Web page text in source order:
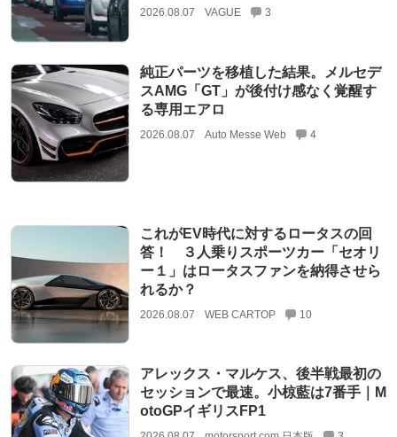
2026.08.07 VAGUE 3
純正パーツを移植した結果。メルセデ
スAMG「GT」が後付け感なく覚醒す
る専用エアロ
2026.08.07 Auto Messe Web 4
これがEV時代に対するロータスの回
答！ ３人乗りスポーツカー「セオリ
ー１」はロータスファンを納得させら
れるか？
2026.08.07 WEB CARTOP 10
アレックス・マルケス、後半戦最初の
セッションで最速。小椋藍は7番手｜M
otoGPイギリスFP1